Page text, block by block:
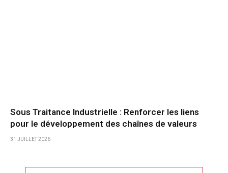
Sous Traitance Industrielle : Renforcer les liens
pour le développement des chaînes de valeurs
31 JUILLET 2026